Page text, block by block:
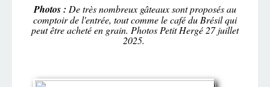
Photos : De très nombreux gâteaux sont proposés au
comptoir de l'entrée, tout comme le café du Brésil qui
peut être acheté en grain. Photos Petit Hergé 27 juillet
2025.